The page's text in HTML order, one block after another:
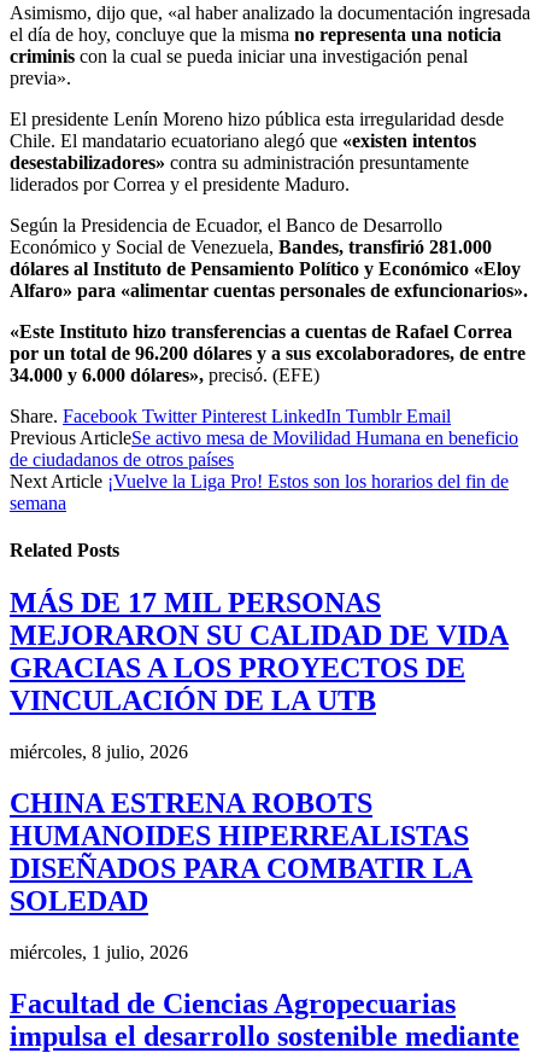
Asimismo, dijo que, «al haber analizado la documentación ingresada
el día de hoy, concluye que la misma no representa una noticia
criminis con la cual se pueda iniciar una investigación penal
previa».
El presidente Lenín Moreno hizo pública esta irregularidad desde
Chile. El mandatario ecuatoriano alegó que «existen intentos
desestabilizadores» contra su administración presuntamente
liderados por Correa y el presidente Maduro.
Según la Presidencia de Ecuador, el Banco de Desarrollo
Económico y Social de Venezuela, Bandes, transfirió 281.000
dólares al Instituto de Pensamiento Político y Económico «Eloy
Alfaro» para «alimentar cuentas personales de exfuncionarios».
«Este Instituto hizo transferencias a cuentas de Rafael Correa
por un total de 96.200 dólares y a sus excolaboradores, de entre
34.000 y 6.000 dólares», precisó. (EFE)
Share. Facebook Twitter Pinterest LinkedIn Tumblr Email
Previous ArticleSe activo mesa de Movilidad Humana en beneficio
de ciudadanos de otros países
Next Article ¡Vuelve la Liga Pro! Estos son los horarios del fin de
semana
Related Posts
MÁS DE 17 MIL PERSONAS
MEJORARON SU CALIDAD DE VIDA
GRACIAS A LOS PROYECTOS DE
VINCULACIÓN DE LA UTB
miércoles, 8 julio, 2026
CHINA ESTRENA ROBOTS
HUMANOIDES HIPERREALISTAS
DISEÑADOS PARA COMBATIR LA
SOLEDAD
miércoles, 1 julio, 2026
Facultad de Ciencias Agropecuarias
impulsa el desarrollo sostenible mediante